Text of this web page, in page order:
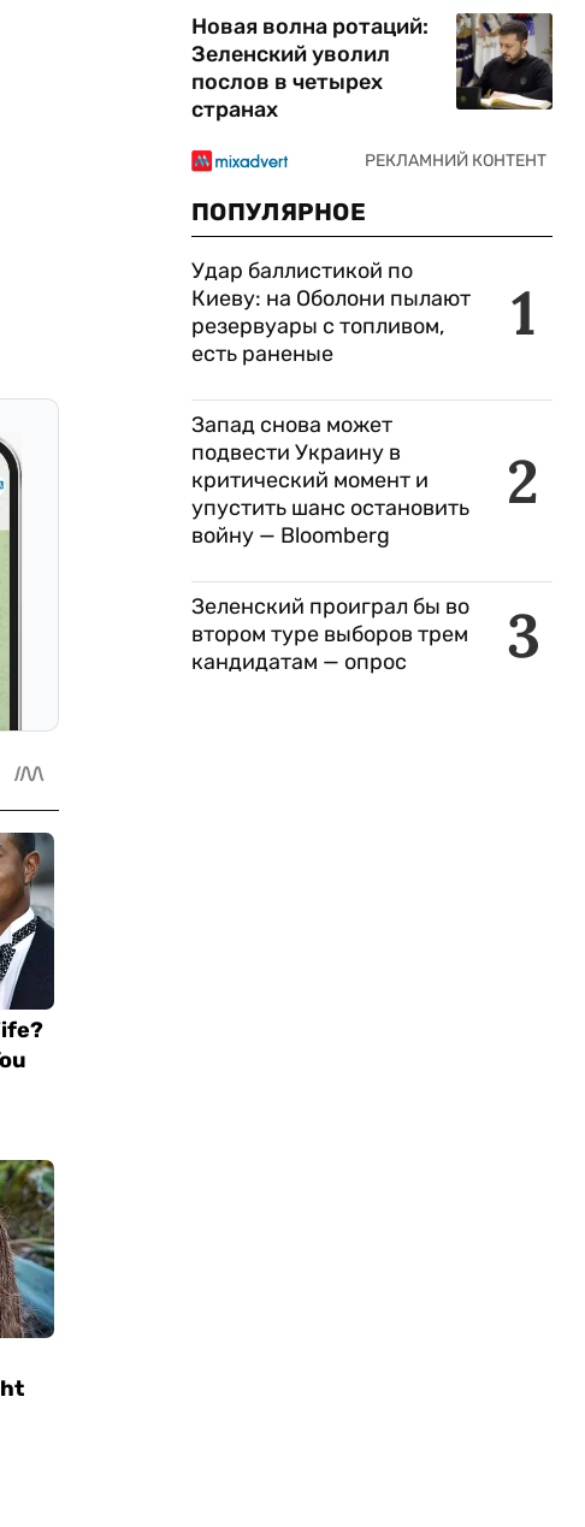
Новая волна ротаций:
Зеленский уволил
послов в четырех
странах
ПОПУЛЯРНОЕ
1
Удар баллистикой по
Киеву: на Оболони пылают
резервуары с топливом,
есть раненые
2
Запад снова может
подвести Украину в
критический момент и
упустить шанс остановить
войну — Bloomberg
3
Зеленский проиграл бы во
втором туре выборов трем
кандидатам — опрос